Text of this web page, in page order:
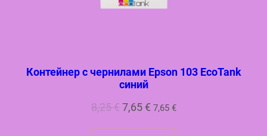
Контейнер с чернилами Epson 103 EcoTank
синий
8,25€ Первоначальная
7,65€Текущая
7,65 €